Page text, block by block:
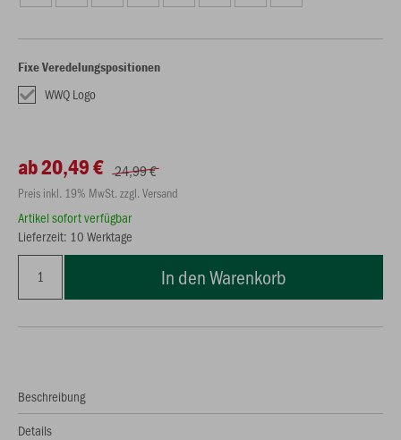
Fixe Veredelungspositionen
WWQ Logo
ab 20,49 € 24,99 €
Preis inkl. 19% MwSt. zzgl. Versand
Artikel sofort verfügbar
Lieferzeit: 10 Werktage
In den Warenkorb
Beschreibung
Details